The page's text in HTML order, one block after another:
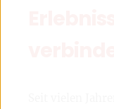
Seit vielen